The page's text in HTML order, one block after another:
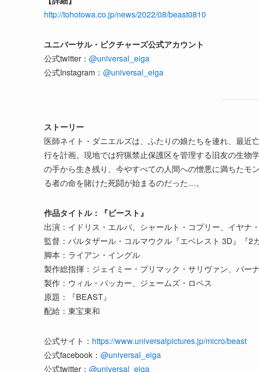
http://tohotowa.co.jp/news/2022/08/beast0810
ユニバーサル・ピクチャーズ公式アカウント
公式twitter： @universal_eiga
公式Instagram： @universal_eiga
ストーリー
医師ネイト・ダニエルズは、ふたりの娘たちを連れ、最近
行を計画。現地では狩猟禁止保護区を管理する旧友の生物
の手から生き残り、今やすべての人間への憎悪に満ちたモ
る者の命を賭けた死闘が始まるのだった…。
作品タイトル：『ビースト』
出演：イドリス・エルバ、シャールト・コプリー、イヤナ
監督：バルタザール・コルマウクル『エベレスト 3D』『2
脚本：ライアン・イングル
製作総指揮：ジェイミー・プリマック・サリヴァン、バー
製作：ウィル・パッカー、ジェームズ・ロペス
原題：『BEAST』
配給：東宝東和
公式サイト： https://www.universalpictures.jp/micro/beast
公式facebook： @universal_eiga
公式twitter： @universal_eiga